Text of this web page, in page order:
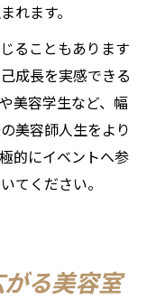
れます。
ることもあります
成長を実感できる
美容学生など、幅
美容師人生をより
的にイベントへ参
てください。
る美容室